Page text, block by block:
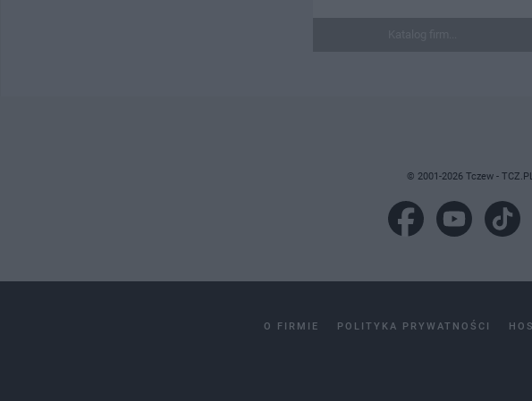
© 2001-2026 Tczew -
O FIRMIE POLITYKA PRYWATNOŚCI